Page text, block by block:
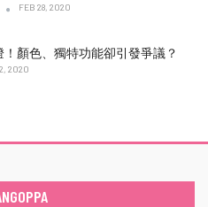
FEB 28, 2020
！顏色、獨特功能卻引發爭議？
2020